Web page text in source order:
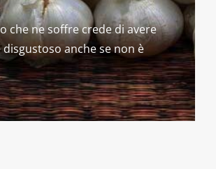
che ne soffre crede di avere
anche se non è